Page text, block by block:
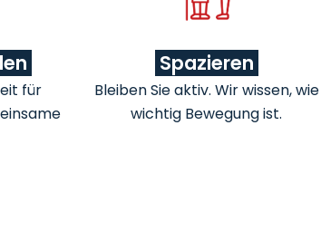
für
Spazieren
Bleiben Sie aktiv. Wir wissen, wie
wichtig Bewegung ist.